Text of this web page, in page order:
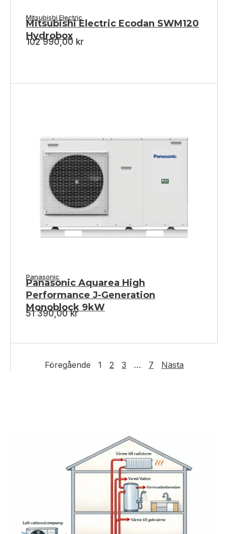
Mitsubishi Electric
Mitsubishi Electric Ecodan SWM120
Hydrobox
102 990,00 kr
Panasonic
Panasonic Aquarea High
Performance J-Generation
Monoblock 9kW
51 390,00kr
Föregående 1 2 3 … 7 Nästa